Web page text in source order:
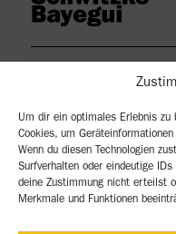
Um dir ein optimales Erlebnis zu
Cookies, um
Wenn du diesen Technologien
Surfverhalten oder eindeutige
deine Zustimmung nicht erteilst
Merkmale und Funktionen
Impressum
Datenschutz
Cookie-Richtlinie (EU)